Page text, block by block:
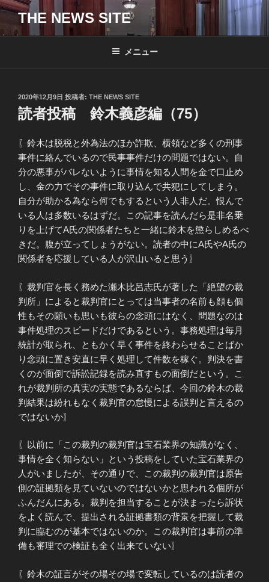
コ
テ
THE NEWS SITE
メニュー
投
稿
日:
2020年12月9日 投稿者: THE NEWS SITE
読者投稿 鈴木義彦編（75）
〖鈴木は脱税と外為法のほか詐欺、横領など多くの刑事
事件に絡んでいるので民事事件だけの問題ではない。自
分の悪事がバレないように事情を知る人間を金で口止め
し、金の力でその事件に取り込んで共犯にしてしまう。
自分が助かる為なら何でもするという人非人だ。恨んで
いる人は多数いるはずだ。この記事を読んだら是非名乗
りを上げてA氏の関係者たちと一緒に鈴木を懲らしめるべ
きだ。腹が立ってしょうがない。読者の中にA氏やA氏の
関係者を応援している人が沢山いると思う〗
〖裁判官を長く務めた瀬木比呂志氏が著した「絶望の裁
判所」によると裁判官にとっては当事者の名前も顔も個
性もその願いも思いも彼らの念頭にはなく、問題なのは
事件処理のスピードだけであるという。事務処理は毎月
統計が取られ、ともかく早く事件を終わらせることばか
り念頭に置き安直に早く処理して件数を稼ぐ。判決を書
くのが面倒で訴訟記録を読み直すもの面倒だという。こ
れが裁判所の真実の実態であるならば、今回の鈴木の裁
判結果は紛れもなく裁判官の怠慢による誤判と言えるの
ではないか〗
〖以前に「この裁判の裁判官は宝石業界の知識がなく、
事情を全く知らない」という投稿をしていた宝石業界の
人がいましたが、その通りで、この裁判の裁判官は原告
側の証拠類を見ていないのではないかと思われる個所が
ふんだんにある。裁判を担当することが決まったら訴状
をよく読んで、提出される証拠書類の背景を把握して裁
判に臨むのが基本ではないのか。この裁判官は事前の準
備も審理での検証も全く出来ていない〗
〖鈴木の証言がその場その場で変転しているのは読者の